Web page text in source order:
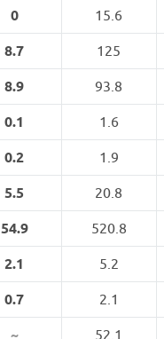
0 15.6
8.7 125
8.9 93.8
0.1 1.6
0.2 1.9
5.5 20.8
54.9 520.8
2.1 5.2
0.7 2.1
~ 52.1